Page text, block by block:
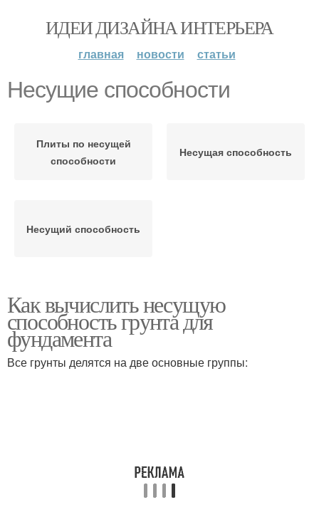
ИДЕИ ДИЗАЙНА ИНТЕРЬЕРА
главная новости статьи
Несущие способности
Плиты по несущей
способности
Несущая способность
Несущий способность
Как вычислить несущую
способность грунта для
фундамента
Все грунты делятся на две основные группы: